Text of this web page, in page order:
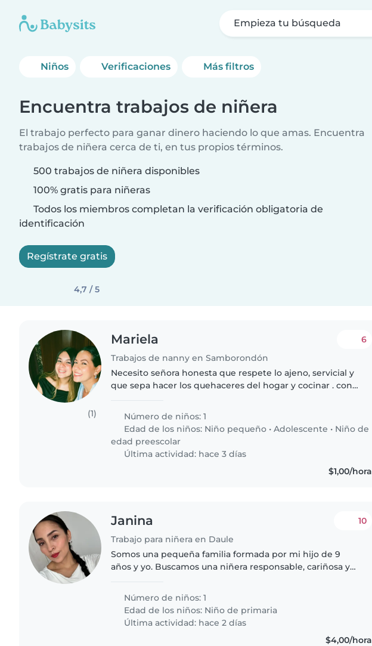
Empieza tu búsqueda
Niños Verificaciones Más filtros
Encuentra trabajos de niñera
El trabajo perfecto para ganar dinero haciendo lo que amas. Encuentra
trabajos de niñera cerca de ti, en tus propios términos.
500 trabajos de niñera disponibles
100% gratis para niñeras
Todos los miembros completan la verificación obligatoria de
identificación
Regístrate gratis
4,7 / 5
(1)
Mariela
Trabajos de nanny en Samborondón
6
Necesito señora honesta que respete lo ajeno, servicial y
que sepa hacer los quehaceres del hogar y cocinar . con
kinder . Brindo..
Número de niños: 1
Edad de los niños: Niño pequeño •Adolescente • Niño de
edad preescolar
Última actividad: hace 3 días
$1,00/hora
Janina
Trabajo para niñera en Daule
10
Somos una pequeña familia formada por mi hijo de 9
años y yo. Buscamos una niñera responsable, cariñosa y
Número de niños: 1
Edad de los niños: Niño de primaria
Última actividad: hace 2 días
$4,00/hora